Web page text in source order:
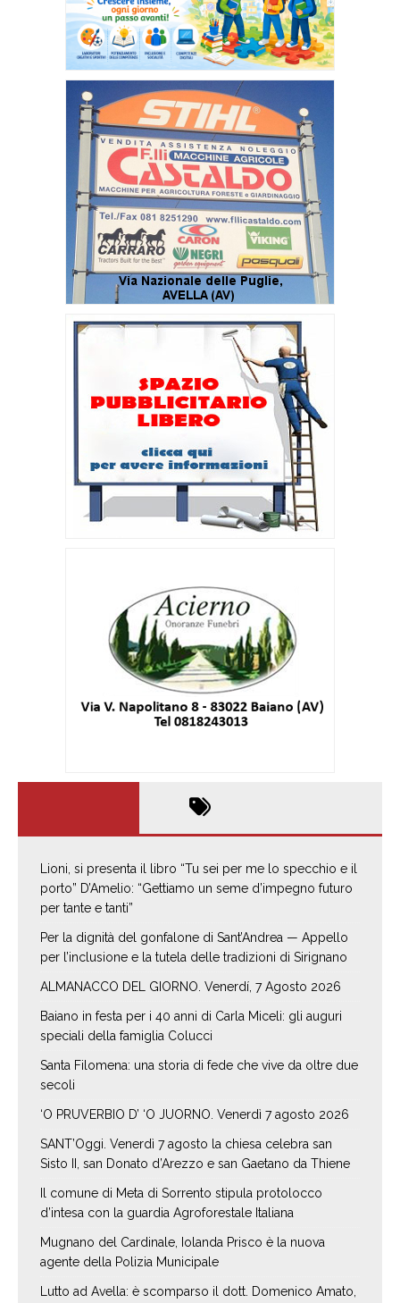
Lioni, si presenta il libro “Tu sei per me lo specchio e il
porto” D’Amelio: “Gettiamo un seme d’impegno futuro
per tante e tanti”
Per la dignità del gonfalone di Sant’Andrea — Appello
per l’inclusione e la tutela delle tradizioni di Sirignano
ALMANACCO DEL GIORNO. Venerdí, 7 Agosto 2026
Baiano in festa per i 40 anni di Carla Miceli: gli auguri
speciali della famiglia Colucci
Santa Filomena: una storia di fede che vive da oltre due
secoli
‘O PRUVERBIO D’ ‘O JUORNO. Venerdì 7 agosto 2026
SANT’Oggi. Venerdì 7 agosto la chiesa celebra san
Sisto II, san Donato d’Arezzo e san Gaetano da Thiene
Il comune di Meta di Sorrento stipula protolocco
d’intesa con la guardia Agroforestale Italiana
Mugnano del Cardinale, Iolanda Prisco è la nuova
agente della Polizia Municipale
Lutto ad Avella: è scomparso il dott. Domenico Amato,